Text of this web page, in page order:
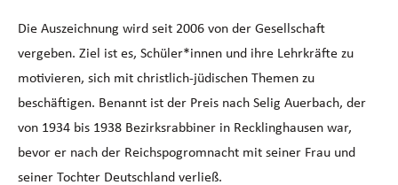
Die Auszeichnung wird seit 2006 von der Gesellschaft
vergeben. Ziel ist es, Schüler*innen und ihre Lehrkräfte zu
motivieren, sich mit christlich-jüdischen Themen zu
beschäftigen. Benannt ist der Preis nach Selig Auerbach, der
von 1934 bis 1938 Bezirksrabbiner in Recklinghausen war,
bevor er nach der Reichspogromnacht mit seiner Frau und
seiner Tochter Deutschland verließ.